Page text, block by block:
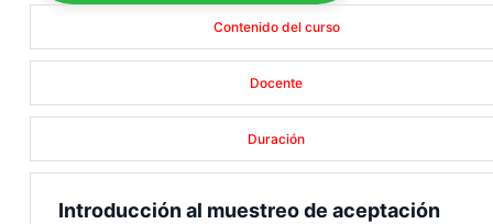
Contenido del curso
Docente
Duración
Introducción al muestreo de aceptación